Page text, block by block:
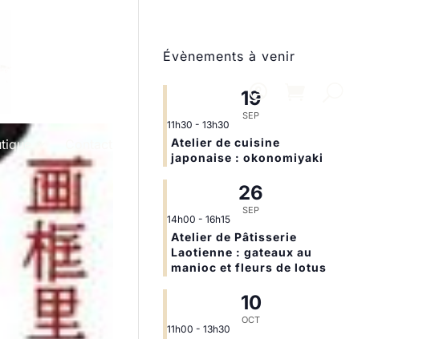
Évènements à venir
19
SEP
11h30 - 13h30
Atelier de cuisine
japonaise : okonomiyaki
26
SEP
14h00 - 16h15
Atelier de Pâtisserie
Laotienne : gateaux au
manioc et fleurs de lotus
10
OCT
11h00 - 13h30